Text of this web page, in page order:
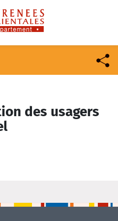
des usagers